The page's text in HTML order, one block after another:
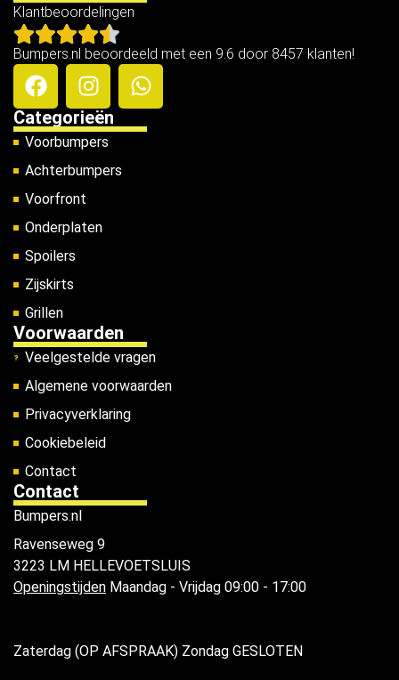
Klantbeoordelingen
Bumpers.nl beoordeeld met een 9.6 door 8457 klanten!
Categorieën
Voorbumpers
Achterbumpers
Voorfront
Onderplaten
Spoilers
Zijskirts
Grillen
Voorwaarden
Veelgestelde vragen
Algemene voorwaarden
Privacyverklaring
Cookiebeleid
Contact
Contact
Bumpers.nl
Ravenseweg 9
3223 LM HELLEVOETSLUIS
Openingstijden Maandag - Vrijdag 09:00 - 17:00
Zaterdag (OP AFSPRAAK) Zondag GESLOTEN